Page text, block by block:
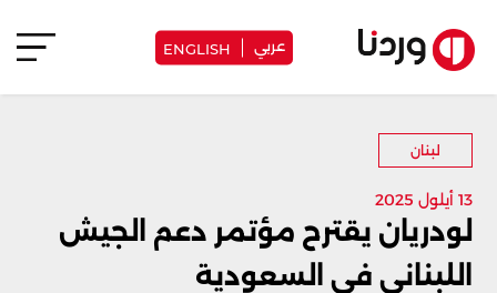
عربي ENGLISH
لبنان
13 أيلول 2025
لودريان يقترح مؤتمر دعم الجيش
اللبناني في السعودية